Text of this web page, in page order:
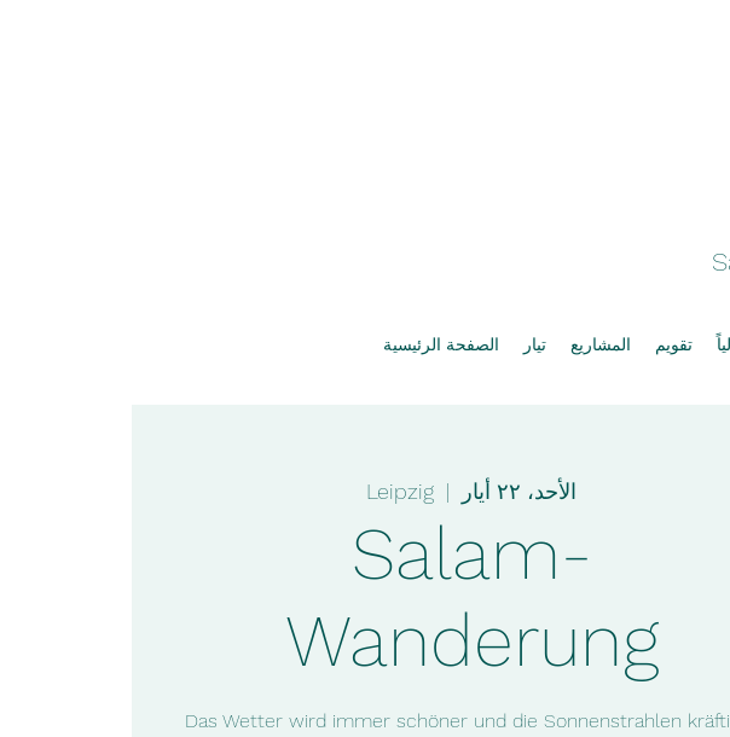
الصفحة الرئيسية تيار المشاريع تقويم
الأحد، ٢٢ أيار
  |
Leipzig
Salam-
Wanderung
Das Wetter wird immer schöner und die Sonnenstrahlen